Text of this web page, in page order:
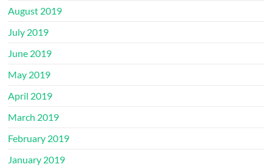
August 2019
July 2019
June 2019
May 2019
April 2019
March 2019
February 2019
January 2019